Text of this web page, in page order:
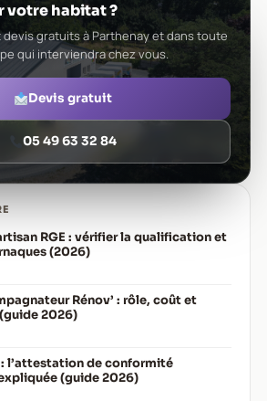
votre habitat ?
gratuits à Parthenay et dans toute
qui interviendra chez vous.
Devis gratuit
05 49 63 32 84
RGE : vérifier la qualification et
(2026)
Rénov’ : rôle, coût et
2026)
: l’attestation de conformité
(guide 2026)